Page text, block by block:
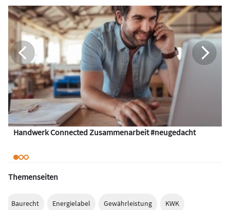
Handwerk Connected Zusammenarbeit #neugedacht
Themenseiten
Baurecht Energielabel Gewährleistung KWK